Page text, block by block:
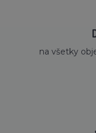
na všetky